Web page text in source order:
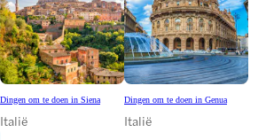
Dingen om te doen in Siena
Italië
Dingen om te doen in Genua
Italië